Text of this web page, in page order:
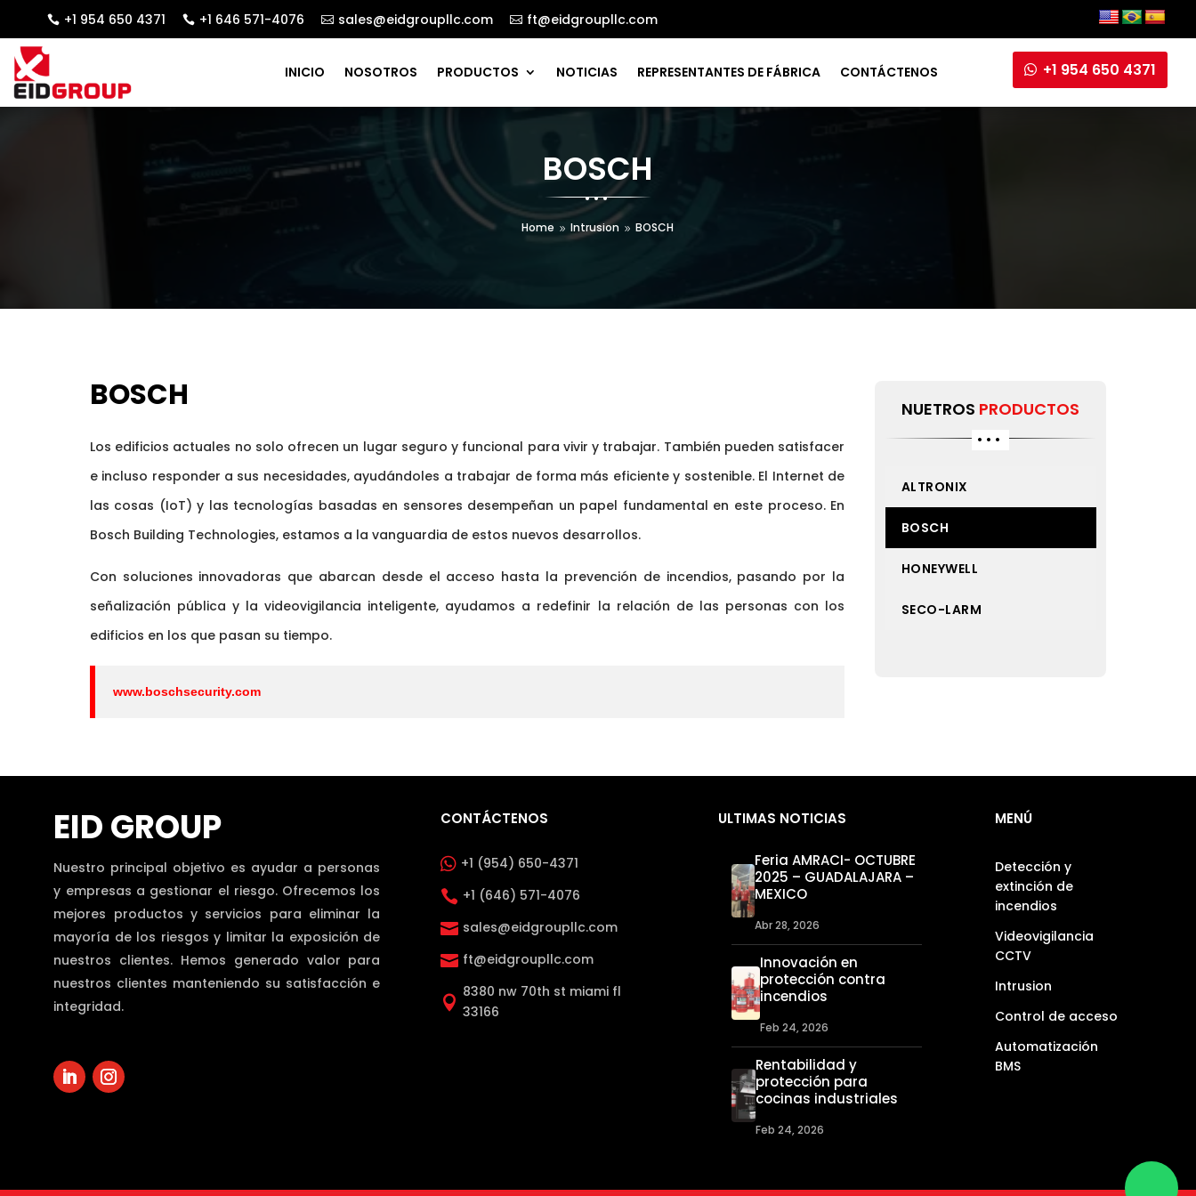
 +1 954 650 4371  +1 646 571-4076  sales@eidgroupllc.com  ft@eidgroupllc.com
INICIO NOSOTROS PRODUCTOS NOTICIAS REPRESENTANTES DE FÁBRICA CONTÁCTENOS +1 954 650 4371
BOSCH
Home 9 Intrusion 9 BOSCH
BOSCH
Los edificios actuales no solo ofrecen un lugar seguro y funcional para vivir y trabajar. También pueden satisfacer
e incluso responder a sus necesidades, ayudándoles a trabajar de forma más eficiente y sostenible. El Internet de
las cosas (IoT) y las tecnologías basadas en sensores desempeñan un papel fundamental en este proceso. En
Bosch Building Technologies, estamos a la vanguardia de estos nuevos desarrollos.
Con soluciones innovadoras que abarcan desde el acceso hasta la prevención de incendios, pasando por la
señalización pública y la videovigilancia inteligente, ayudamos a redefinir la relación de las personas con los
edificios en los que pasan su tiempo.
www.boschsecurity.com
NUETROS PRODUCTOS
ALTRONIX
BOSCH
HONEYWELL
SECO-LARM
EID GROUP
Nuestro principal objetivo es ayudar a personas
y empresas a gestionar el riesgo. Ofrecemos los
mejores productos y servicios para eliminar la
mayoría de los riesgos y limitar la exposición de
nuestros clientes. Hemos generado valor para
nuestros clientes manteniendo su satisfacción e
integridad.
CONTÁCTENOS
 +1 (954) 650-4371
 +1 (646) 571-4076
 sales@eidgroupllc.com
 ft@eidgroupllc.com

8380 nw 70th st miami fl
33166
ULTIMAS NOTICIAS
Feria AMRACI- OCTUBRE
2025 – GUADALAJARA –
MEXICO
Abr 28, 2026
Innovación en
protección contra
incendios
Feb 24, 2026
Rentabilidad y
protección para
cocinas industriales
Feb 24, 2026
MENÚ
Detección y
extinción de
incendios
Videovigilancia
CCTV
Intrusion
Control de acceso
Automatización
BMS